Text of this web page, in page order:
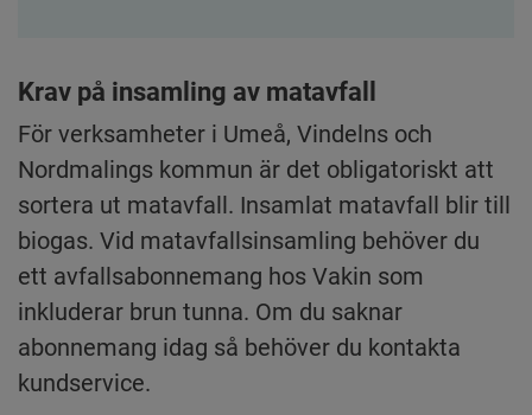
Krav på insamling av matavfall
För verksamheter i Umeå, Vindelns och
Nordmalings kommun är det obligatoriskt att
sortera ut matavfall. Insamlat matavfall blir till
biogas. Vid matavfallsinsamling behöver du
ett avfallsabonnemang hos Vakin som
inkluderar brun tunna. Om du saknar
abonnemang idag så behöver du kontakta
kundservice.